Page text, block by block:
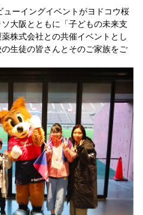
歴代所属選手
リセールサービス
ビス グルメ
マッチデープログラム
ーター観戦ガイド 公式アプリ
求人情報
阪VISAカード
応援商店街
のゴール インパクトレポート
取り組み実績
Program
先行入場
届・出生届・命名書
イベント
ファンクラブ
ツクラブ メディア 30周年
ーイングイベントがヨドコウ桜
大阪とともに「子どもの未来支
株式会社との共催イベントとし
生徒の皆さんとそのご家族をご